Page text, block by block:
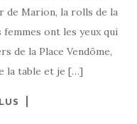
de Marion, la rolls de la
femmes ont les yeux qui
de la Place Vendôme,
la table et je […]